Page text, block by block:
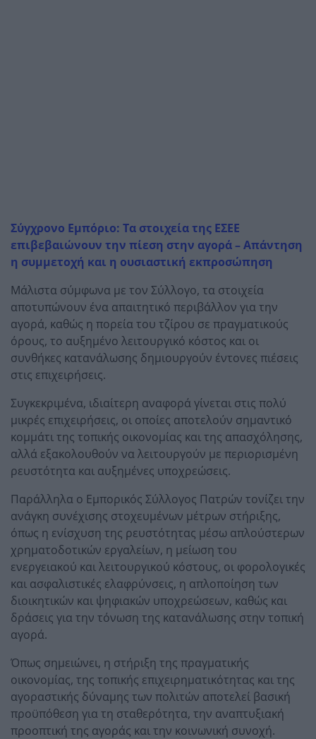
Σύγχρονο Εμπόριο: Τα στοιχεία της ΕΣΕΕ
επιβεβαιώνουν την πίεση στην αγορά – Απάντηση
η συμμετοχή και η ουσιαστική εκπροσώπηση
Μάλιστα σύμφωνα με τον Σύλλογο, τα στοιχεία
αποτυπώνουν ένα απαιτητικό περιβάλλον για την
αγορά, καθώς η πορεία του τζίρου σε πραγματικούς
όρους, το αυξημένο λειτουργικό κόστος και οι
συνθήκες κατανάλωσης δημιουργούν έντονες πιέσεις
στις επιχειρήσεις.
Συγκεκριμένα, ιδιαίτερη αναφορά γίνεται στις πολύ
μικρές επιχειρήσεις, οι οποίες αποτελούν σημαντικό
κομμάτι της τοπικής οικονομίας και της απασχόλησης,
αλλά εξακολουθούν να λειτουργούν με περιορισμένη
ρευστότητα και αυξημένες υποχρεώσεις.
Παράλληλα ο Εμπορικός Σύλλογος Πατρών τονίζει την
ανάγκη συνέχισης στοχευμένων μέτρων στήριξης,
όπως η ενίσχυση της ρευστότητας μέσω απλούστερων
χρηματοδοτικών εργαλείων, η μείωση του
ενεργειακού και λειτουργικού κόστους, οι φορολογικές
και ασφαλιστικές ελαφρύνσεις, η απλοποίηση των
διοικητικών και ψηφιακών υποχρεώσεων, καθώς και
δράσεις για την τόνωση της κατανάλωσης στην τοπική
αγορά.
Όπως σημειώνει, η στήριξη της πραγματικής
οικονομίας, της τοπικής επιχειρηματικότητας και της
αγοραστικής δύναμης των πολιτών αποτελεί βασική
προϋπόθεση για τη σταθερότητα, την αναπτυξιακή
προοπτική της αγοράς και την κοινωνική συνοχή.